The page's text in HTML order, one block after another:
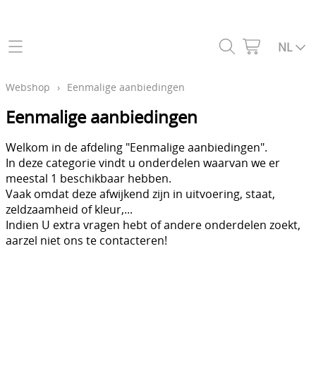
Home
Webshop
Aandrijflijn & koppeling
Benzinesysteem - Carburatie
Boordstickers
Bouten, moeren & hardware
Carrosserie
Wereldwijde verzending
Contact
Mijn account
Over iltisshop
NL
Webshop › Eenmalige aanbiedingen
Eenmalige aanbiedingen
Welkom in de afdeling "Eenmalige aanbiedingen".
In deze categorie vindt u onderdelen waarvan we er
meestal 1 beschikbaar hebben.
Vaak omdat deze afwijkend zijn in uitvoering, staat,
zeldzaamheid of kleur,...
Indien U extra vragen hebt of andere onderdelen zoekt,
aarzel niet ons te contacteren!